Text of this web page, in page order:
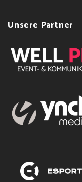
Unsere Partner